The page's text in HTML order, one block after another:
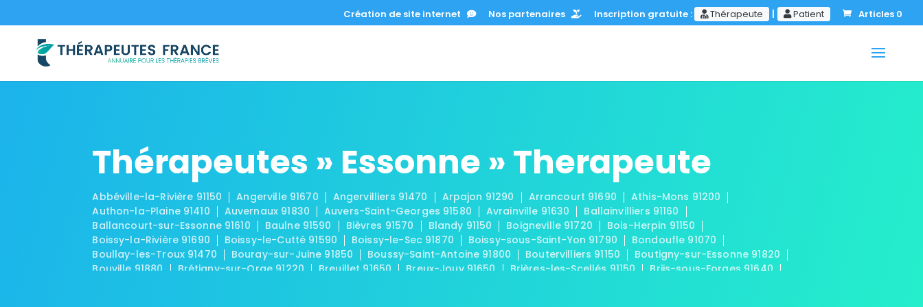
Création de site internet Nos partenaires Inscription gratuite : Thérapeute | Patient Articles 0
Thérapeutes » Essonne » Therapeute
Abbéville-la-Rivière 91150 Angerville 91670 Angervilliers 91470 Arpajon 91290 Arrancourt 91690
Athis-Mons 91200
Authon-la-Plaine 91410
Auvernaux 91830 Auvers-Saint-Georges 91580 Avrainville 91630
Ballainvilliers 91160
Ballancourt-sur-Essonne 91610
Baulne 91590 Bièvres 91570 Blandy 91150 Boigneville 91720
Bois-Herpin 91150
Boissy-la-Rivière 91690
Boissy-le-Cutté 91590 Boissy-le-Sec 91870 Boissy-sous-Saint-Yon 91790
Bondoufle 91070
Boullay-les-Troux 91470
Bouray-sur-Juine 91850 Boussy-Saint-Antoine 91800 Boutervilliers 91150
Boutigny-sur-Essonne 91820
Bouville 91880
Brétigny-sur-Orge 91220 Breuillet 91650 Breux-Jouy 91650 Brières-les-Scellés 91150
Briis-sous-Forges 91640